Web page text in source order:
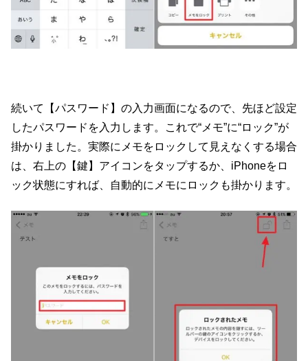
続いて【パスワード】の入力画面になるので、先ほど設定
したパスワードを入力します。これで“メモ”に“ロック”が
掛かりました。実際にメモをロックして見えなくする場合
は、右上の【鍵】アイコンをタップするか、iPhoneをロ
ック状態にすれば、自動的にメモにロックも掛かります。